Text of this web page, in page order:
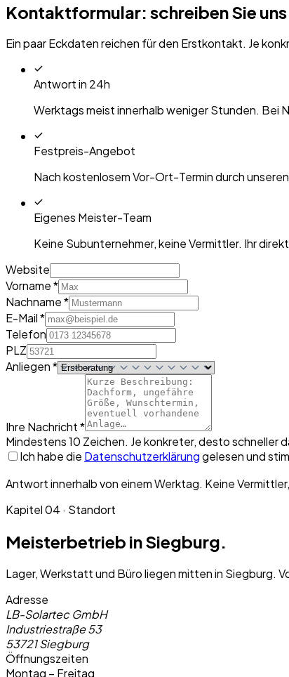
Kontaktformular: schreiben Sie
Ein paar Eckdaten reichen für den Erstkontakt. Je
Antwort in 24h
Werktags meist innerhalb weniger Stunden. Bei
Festpreis-Angebot
Nach kostenlosem Vor-Ort-Termin durch
Eigenes Meister-Team
Keine Subunternehmer, keine Vermittler. Ihr
Website
Vorname *
Nachname *
E-Mail *
Telefon
PLZ
Anliegen *
Ihre Nachricht *
Mindestens 10 Zeichen. Je konkreter, desto schneller
Ich habe die Datenschutzerklärunggelesen und
Antwort innerhalb von einem Werktag. Keine
Kapitel 04 · Standort
Meisterbetrieb in Siegburg.
Lager, Werkstatt und Büro liegen mitten in Siegburg.
Adresse
LB-Solartec GmbH
Industriestraße 53
53721 Siegburg
Öffnungszeiten
Montag – Freitag